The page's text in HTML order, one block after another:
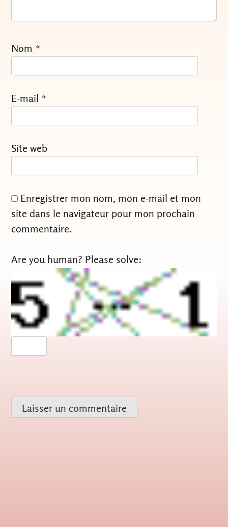
Nom *
E-mail *
Site web
Enregistrer mon nom, mon e-mail et mon
site dans le navigateur pour mon prochain
commentaire.
Are you human? Please solve: